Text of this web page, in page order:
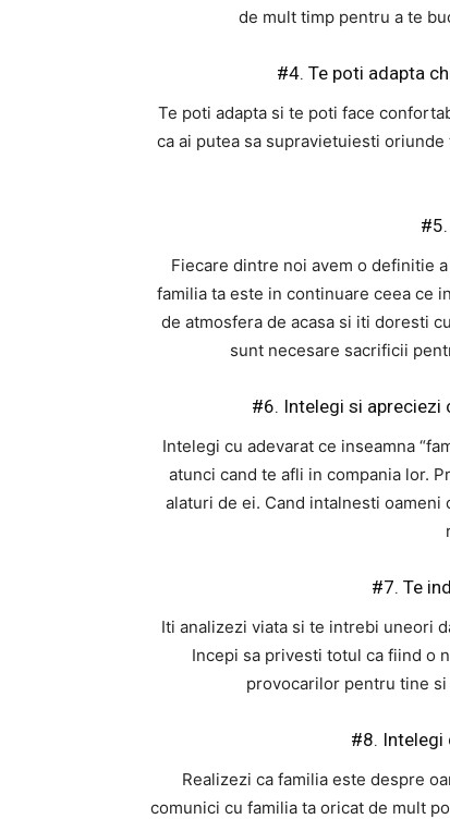
de mult timp pentru a te
#4. Te poti adapta
Te poti adapta si te poti face
ca ai putea sa supravietuiesti
Fiecare dintre noi avem o definitie
familia ta este in continuare ceea ce
de atmosfera de acasa si iti doresti
sunt necesare sacrificii
#6. Intelegi si apreciezi
Intelegi cu adevarat ce inseamna
atunci cand te afli in compania lor.
alaturi de ei. Cand intalnesti
#7. Te
Iti analizezi viata si te intrebi uneori
Incepi sa privesti totul ca fiind o
provocarilor pentru tine
#8. Intelegi
Realizezi ca familia este despre
comunici cu familia ta oricat de mult